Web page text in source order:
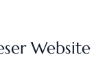
Website